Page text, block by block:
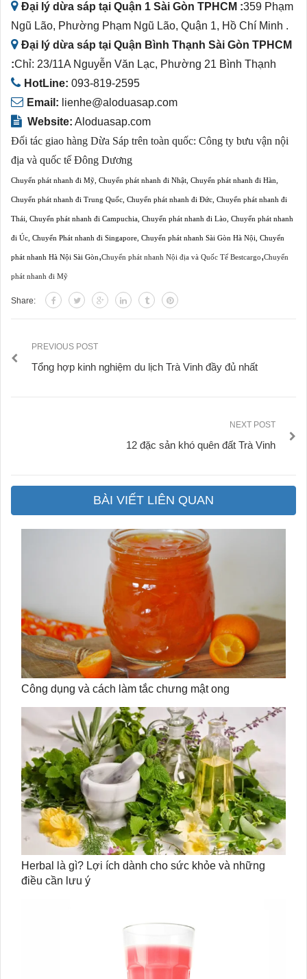
Đại lý dừa sáp tại Quận 1 Sài Gòn TPHCM :359 Phạm
Ngũ Lão, Phường Phạm Ngũ Lão, Quận 1, Hồ Chí Minh .
Đại lý dừa sáp tại Quận Bình Thạnh Sài Gòn TPHCM
:Chỉ: 23/11A Nguyễn Văn Lạc, Phường 21 Bình Thạnh
HotLine: 093-819-2595
Email: lienhe@aloduasap.com
Website: Aloduasap.com
Đối tác giao hàng Dừa Sáp trên toàn quốc: Công ty bưu vận nội
địa và quốc tế Đông Dương
Chuyển phát nhanh đi Mỹ Chuyển phát nhanh đi Nhật Chuyển phát nhanh đi Hàn
Chuyển phát nhanh đi Trung Quốc Chuyển phát nhanh đi Đức Chuyển phát nhanh đi
Thái Chuyển phát nhanh đi Campuchia Chuyển phát nhanh đi Lào Chuyển phát nhanh
đi Úc Chuyển Phát nhanh đi Singapore Chuyển phát nhanh Sài Gòn Hà Nội Chuyển
phát nhanh Hà Nội Sài Gòn,Chuyển phát nhanh Nội địa và Quốc Tế Bestcargo,Chuyển
phát nhanh đi Mỹ
Share:
PREVIOUS POST
Tổng hợp kinh nghiệm du lịch Trà Vinh đầy đủ nhất
NEXT POST
12 đặc sản khó quên đất Trà Vinh
BÀI VIẾT LIÊN QUAN
Công dụng và cách làm tắc chưng mật ong
Herbal là gì? Lợi ích dành cho sức khỏe và những
điều cần lưu ý